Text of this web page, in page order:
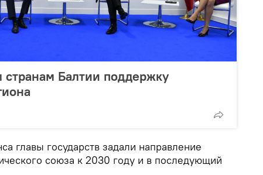
Балтии поддержку
главы государств задали направление
союза к 2030 году и в последующий